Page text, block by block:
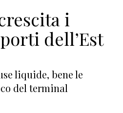
i
dell’Est
liquide, bene le
del terminal